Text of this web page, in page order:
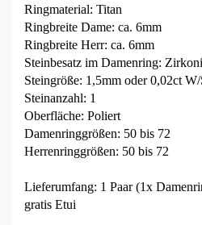
Ringmaterial: Titan
Ringbreite Dame: ca. 6mm
Ringbreite Herr: ca. 6mm
Steinbesatz im Damenring:
Steingröße: 1,5mm oder 0,02ct
Steinanzahl: 1
Oberfläche: Poliert
Damenringgrößen: 50 bis 72
Herrenringgrößen: 50 bis 72
Lieferumfang: 1 Paar (1x
gratis Etui